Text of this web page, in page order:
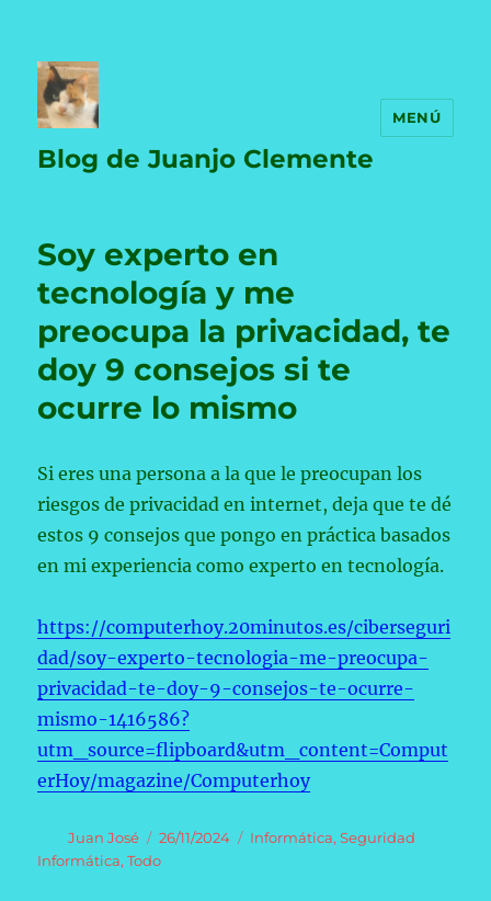
Blog de Juanjo Clemente
MENÚ
Soy experto en
tecnología y me
preocupa la privacidad, te
doy 9 consejos si te
ocurre lo mismo
Si eres una persona a la que le preocupan los
riesgos de privacidad en internet, deja que te dé
estos 9 consejos que pongo en práctica basados
en mi experiencia como experto en tecnología.
https://computerhoy.20minutos.es/ciberseguri
dad/soy-experto-tecnologia-me-preocupa-
privacidad-te-doy-9-consejos-te-ocurre-
mismo-1416586?
utm_source=flipboard&utm_content=Comput
erHoy/magazine/Computerhoy
Autor
Juan José
Publicado
el
26/11/2024 Categorías
Informática,Seguridad
Informática,Todo